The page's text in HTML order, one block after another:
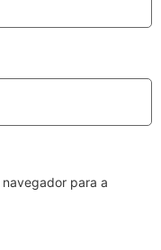
para a